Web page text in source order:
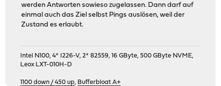
werden Antworten sowieso zugelassen. Dann darf auf
einmal auch das Ziel selbst Pings auslösen, weil der
Zustand es erlaubt.
Intel N100, 4* I226-V, 2* 82559, 16 GByte, 500 GByte NVME,
Leox LXT-010H-D
1100 down / 450 up, Bufferbloat A+